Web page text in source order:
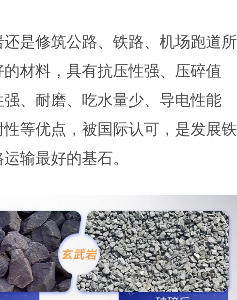
还是修筑公路、铁路、机场跑道所
材料，具有抗压性强、压碎值
、耐磨、吃水量少、导电性能
等优点，被国际认可，是发展铁
输最好的基石。